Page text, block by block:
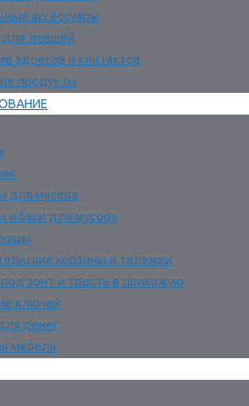
аксессуары
для левшей
адресов и контактов
продукты
для мусора
и баки для мусора
корзины и тележки
зонт и трость в прихожую
ключей
денег
мебель